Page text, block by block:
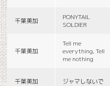
千葉美加
PONYTAIL
SOLDIER
千葉美加
Tell me
everything, Tell
me nothing
千葉美加 ジャマしないで